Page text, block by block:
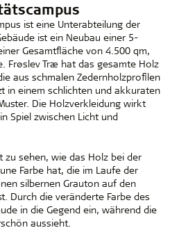
ist eine Unterabteilung der
ist ein Neubau einer 5-
Gesamtfläche von 4.500 qm,
Frøslev Træ hat das gesamte Holz
aus schmalen Zedernholzprofilen
in einem schlichten und akkuraten
Die Holzverkleidung wirkt
Spiel zwischen Licht und
zu sehen, wie das Holz bei der
Farbe hat, die im Laufe der
silbernen Grauton auf den
Durch die veränderte Farbe des
in die Gegend ein, während die
aussieht.